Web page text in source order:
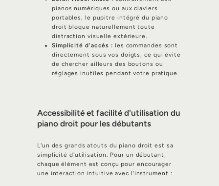
pianos numériques ou aux claviers
portables, le pupitre intégré du piano
droit bloque naturellement toute
distraction visuelle extérieure.
Simplicité d'accès : les commandes sont
directement sous vos doigts, ce qui évite
de chercher ailleurs des boutons ou
réglages inutiles pendant votre pratique.
Accessibilité et facilité d'utilisation du
piano droit pour les débutants
L'un des grands atouts du piano droit est sa
simplicité d'utilisation. Pour un débutant,
chaque élément est conçu pour encourager
une interaction intuitive avec l'instrument :